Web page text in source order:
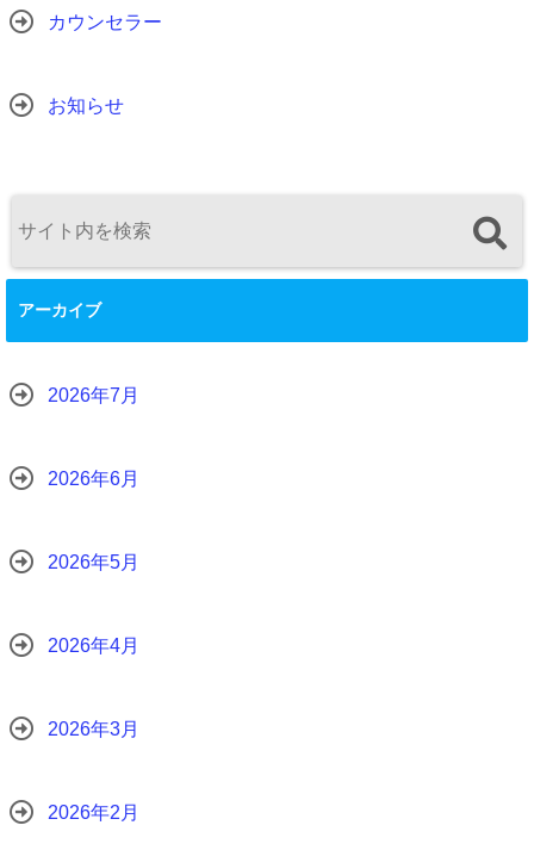
カウンセラー
お知らせ
アーカイブ
2026年7月
2026年6月
2026年5月
2026年4月
2026年3月
2026年2月